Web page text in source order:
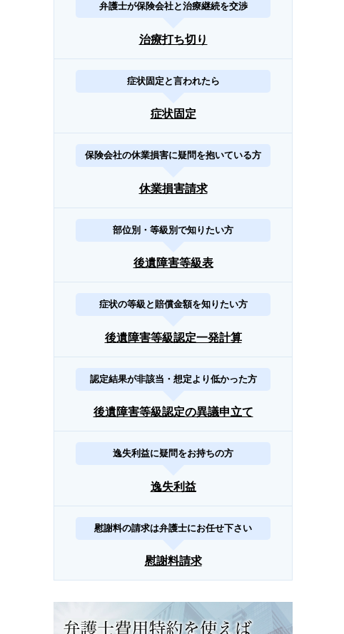
弁護士が保険会社と治療継続を交渉
治療打ち切り
症状固定と言われたら
症状固定
保険会社の休業損害に疑問を抱いている方
休業損害請求
部位別・等級別で知りたい方
後遺障害等級表
症状の等級と賠償金額を知りたい方
後遺障害等級認定一発計算
認定結果が非該当・想定より低かった方
後遺障害等級認定の異議申立て
逸失利益に疑問をお持ちの方
逸失利益
慰謝料の請求は弁護士にお任せ下さい
慰謝料請求